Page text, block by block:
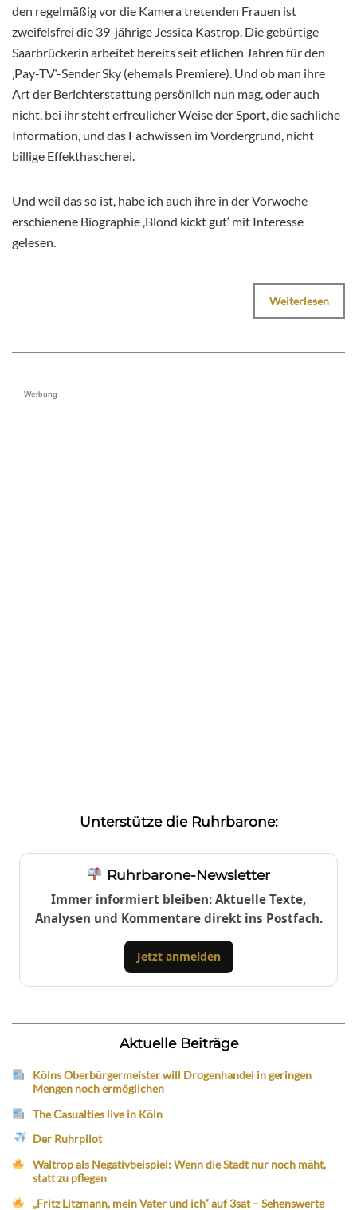
den regelmäßig vor die Kamera tretenden Frauen ist
zweifelsfrei die 39-jährige Jessica Kastrop. Die gebürtige
Saarbrückerin arbeitet bereits seit etlichen Jahren für den
‚Pay-TV‘-Sender Sky (ehemals Premiere). Und ob man ihre
Art der Berichterstattung persönlich nun mag, oder auch
nicht, bei ihr steht erfreulicher Weise der Sport, die sachliche
Information, und das Fachwissen im Vordergrund, nicht
billige Effekthascherei.
Und weil das so ist, habe ich auch ihre in der Vorwoche
erschienene Biographie ‚Blond kickt gut‘ mit Interesse
gelesen.
Weiterlesen
Werbung
Unterstütze die Ruhrbarone:
Ruhrbarone-Newsletter
Immer informiert bleiben: Aktuelle Texte,
Analysen und Kommentare direkt ins Postfach.
Jetzt anmelden
Aktuelle Beiträge
Kölns Oberbürgermeister will Drogenhandel in geringen
Mengen noch ermöglichen
The Casualties live in Köln
Der Ruhrpilot
Waltrop als Negativbeispiel: Wenn die Stadt nur noch mäht,
statt zu pflegen
„Fritz Litzmann, mein Vater und ich“ auf 3sat – Sehenswerte